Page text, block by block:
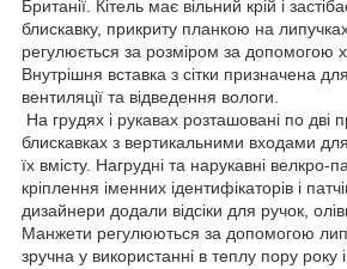
Британії. Кітель має вільний крій і
блискавку, прикриту планкою на
регулюється за розміром за допомогою
Внутрішня вставка з сітки призначена
вентиляції та відведення вологи.
На грудях і рукавах розташовані по дві
блискавках з вертикальними входами
їх вмісту. Нагрудні та нарукавні велкро-
кріплення іменних ідентифікаторів і
дизайнери додали відсіки для ручок,
Манжети регулюються за допомогою
зручна у використанні в теплу пору року і